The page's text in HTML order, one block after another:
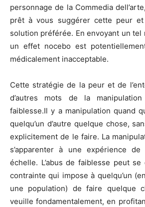
personnage de la Commedia
prêt à vous suggérer cette peur
solution préférée. En envoyant un tel
un effet nocebo est
médicalement inacceptable.
Cette stratégie de la peur et de
d’autres mots de la
faiblesse.Il y a manipulation quand
quelqu’un d’autre quelque chose,
explicitement de le faire. La
s’apparenter à une expérience
échelle. L’abus de faiblesse peut
contrainte qui impose à quelqu’un
une population) de faire quelque
veuille fondamentalement, en